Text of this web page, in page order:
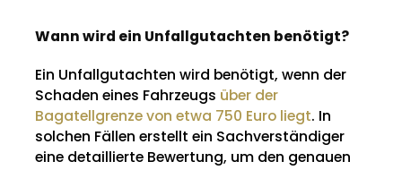
Wann wird ein Unfallgutachten benötigt?
Ein Unfallgutachten wird benötigt, wenn der
Schaden eines Fahrzeugs über der
Bagatellgrenze von etwa 750 Euro liegt. In
solchen Fällen erstellt ein Sachverständiger
eine detaillierte Bewertung, um den genauen